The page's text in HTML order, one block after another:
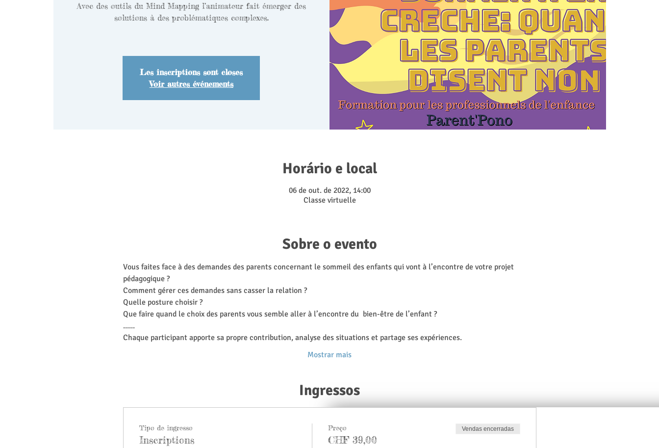
Avec des outils du Mind Mapping l’animateur fait émerger des
solutions à des problématiques complexes.
Les inscriptions sont closes
Voir autres événements
Horário e local
06 de out. de 2022, 14:00
Classe virtuelle
Sobre o evento
Vous faites face à des demandes des parents concernant le sommeil des enfants qui vont à l’encontre de votre projet
pédagogique ?
Comment gérer ces demandes sans casser la relation ?
Quelle posture choisir ?
Que faire quand le choix des parents vous semble aller à l’encontre du  bien-être de l’enfant ?
......
Chaque participant apporte sa propre contribution, analyse des situations et partage ses expériences.
Mostrar mais
Ingressos
Tipo de ingresso
Inscriptions
Preço
CHF 39,00
Vendas encerradas